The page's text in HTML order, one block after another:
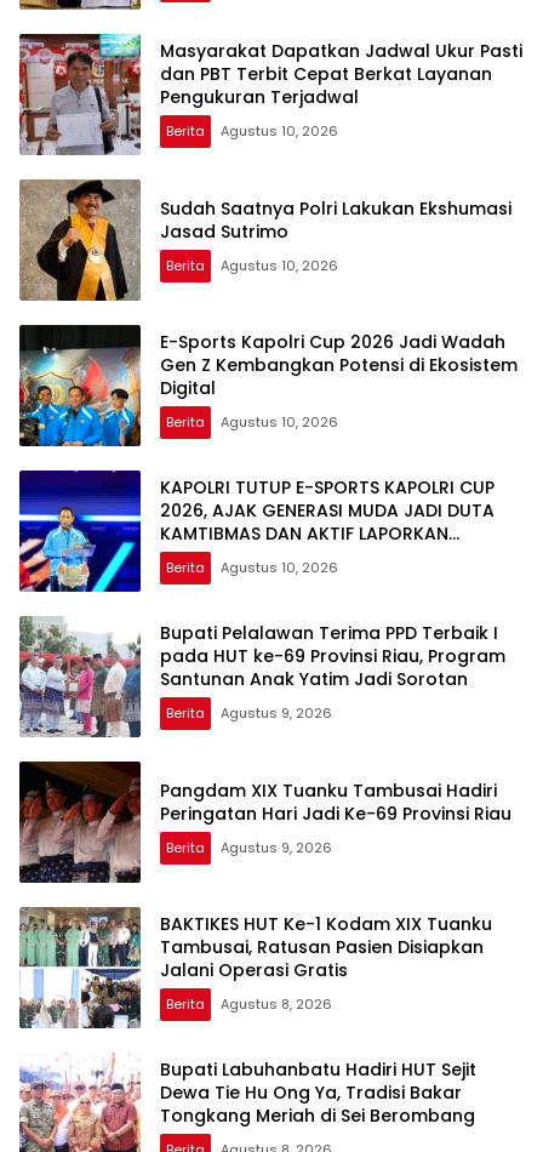
Masyarakat Dapatkan Jadwal Ukur Pasti
dan PBT Terbit Cepat Berkat Layanan
Pengukuran Terjadwal
Berita Agustus 10, 2026
Sudah Saatnya Polri Lakukan Ekshumasi
Jasad Sutrimo
Berita Agustus 10, 2026
E-Sports Kapolri Cup 2026 Jadi Wadah
Gen Z Kembangkan Potensi di Ekosistem
Digital
Berita Agustus 10, 2026
KAPOLRI TUTUP E-SPORTS KAPOLRI CUP
2026, AJAK GENERASI MUDA JADI DUTA
KAMTIBMAS DAN AKTIF LAPORKAN
GANGGUAN KE 110
Berita Agustus 10, 2026
Bupati Pelalawan Terima PPD Terbaik I
pada HUT ke-69 Provinsi Riau, Program
Santunan Anak Yatim Jadi Sorotan
Berita Agustus 9, 2026
Pangdam XIX Tuanku Tambusai Hadiri
Peringatan Hari Jadi Ke-69 Provinsi Riau
Berita Agustus 9, 2026
BAKTIKES HUT Ke-1 Kodam XIX Tuanku
Tambusai, Ratusan Pasien Disiapkan
Jalani Operasi Gratis
Berita Agustus 8, 2026
Bupati Labuhanbatu Hadiri HUT Sejit
Dewa Tie Hu Ong Ya, Tradisi Bakar
Tongkang Meriah di Sei Berombang